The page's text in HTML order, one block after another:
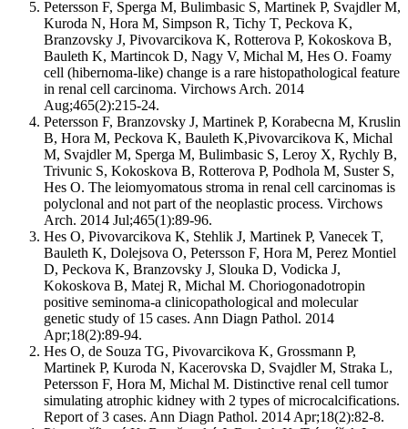
Petersson F, Sperga M, Bulimbasic S, Martinek P, Svajdler M,
Kuroda N, Hora M, Simpson R, Tichy T, Peckova K,
Branzovsky J, Pivovarcikova K, Rotterova P, Kokoskova B,
Bauleth K, Martincok D, Nagy V, Michal M, Hes O. Foamy
cell (hibernoma-like) change is a rare histopathological feature
in renal cell carcinoma. Virchows Arch. 2014
Aug;465(2):215-24.
Petersson F, Branzovsky J, Martinek P, Korabecna M, Kruslin
B, Hora M, Peckova K, Bauleth K,Pivovarcikova K, Michal
M, Svajdler M, Sperga M, Bulimbasic S, Leroy X, Rychly B,
Trivunic S, Kokoskova B, Rotterova P, Podhola M, Suster S,
Hes O. The leiomyomatous stroma in renal cell carcinomas is
polyclonal and not part of the neoplastic process. Virchows
Arch. 2014 Jul;465(1):89-96.
Hes O, Pivovarcikova K, Stehlik J, Martinek P, Vanecek T,
Bauleth K, Dolejsova O, Petersson F, Hora M, Perez Montiel
D, Peckova K, Branzovsky J, Slouka D, Vodicka J,
Kokoskova B, Matej R, Michal M. Choriogonadotropin
positive seminoma-a clinicopathological and molecular
genetic study of 15 cases. Ann Diagn Pathol. 2014
Apr;18(2):89-94.
Hes O, de Souza TG, Pivovarcikova K, Grossmann P,
Martinek P, Kuroda N, Kacerovska D, Svajdler M, Straka L,
Petersson F, Hora M, Michal M. Distinctive renal cell tumor
simulating atrophic kidney with 2 types of microcalcifications.
Report of 3 cases. Ann Diagn Pathol. 2014 Apr;18(2):82-8.